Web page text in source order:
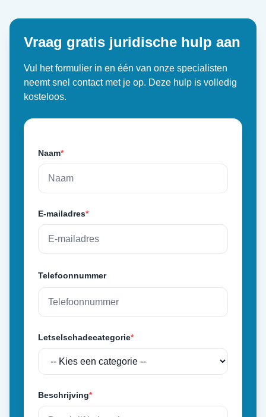
Vraag gratis juridische hulp aan
Vul het formulier in en één van onze specialisten
neemt snel contact met je op. Deze hulp is volledig
kosteloos.
Naam*
E-mailadres*
Telefoonnummer
Letselschadecategorie*
Beschrijving*